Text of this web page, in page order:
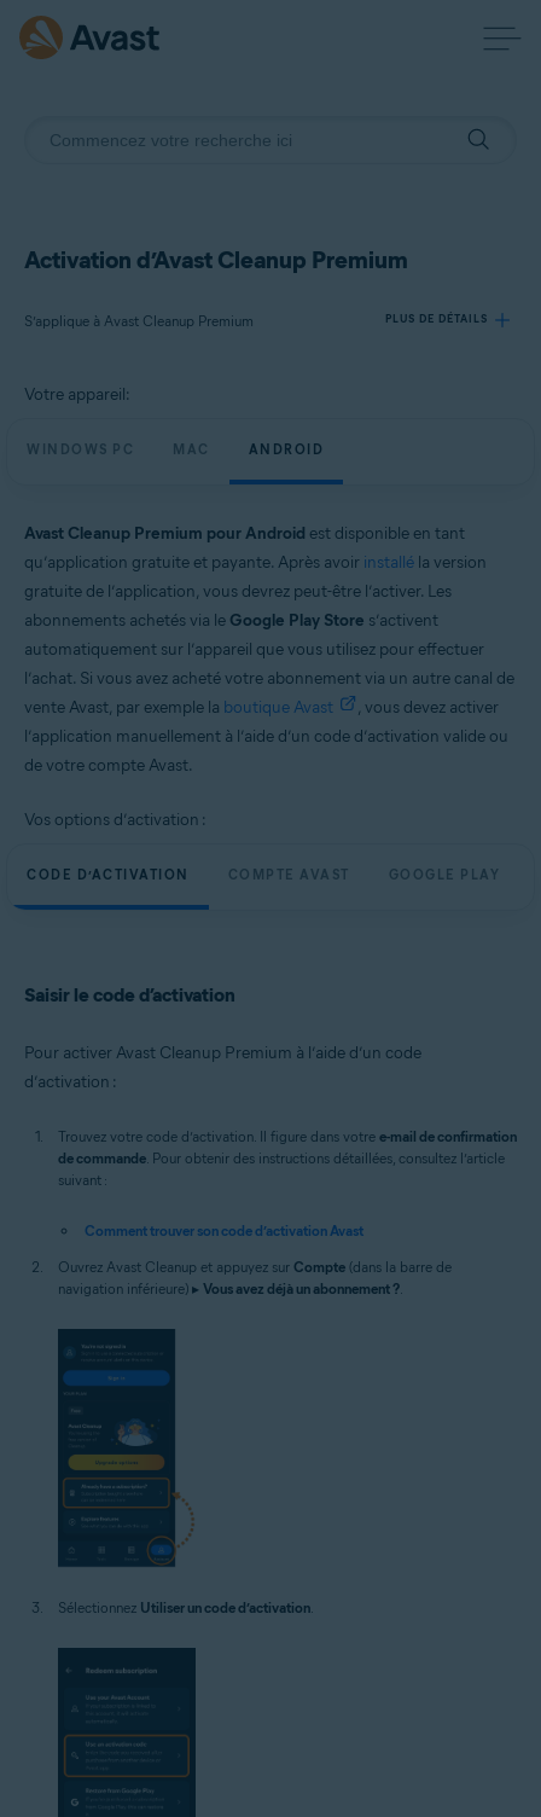
Activation d’Avast Cleanup Premium
S’applique à Avast Cleanup Premium PLUS DE DÉTAILS
Avast Cleanup Premium
Windows, macOS et Android
Votre appareil:
WINDOWS PC MAC ANDROID
Avast Cleanup Premium pour Android est disponible en tant
qu’application gratuite et payante. Après avoir installé la version
gratuite de l’application, vous devrez peut-être l’activer. Les
abonnements achetés via le Google Play Store s’activent
automatiquement sur l’appareil que vous utilisez pour effectuer
l’achat. Si vous avez acheté votre abonnement via un autre canal de
vente Avast, par exemple la boutique Avast
, vous devez activer
l’application manuellement à l’aide d’un code d’activation valide ou
de votre compte Avast.
Vos options d’activation :
CODE D’ACTIVATION COMPTE AVAST GOOGLE PLAY
Saisir le code d’activation
Pour activer Avast Cleanup Premium à l’aide d’un code
d’activation :
Trouvez votre code d’activation. Il figure dans votre e-mail de confirmation
de commande. Pour obtenir des instructions détaillées, consultez l’article
suivant :
Comment trouver son code d’activation Avast
Ouvrez Avast Cleanup et appuyez sur Compte (dans la barre de
navigation inférieure) ▸ Vous avez déjà un abonnement ?.
Sélectionnez Utiliser un code d’activation.